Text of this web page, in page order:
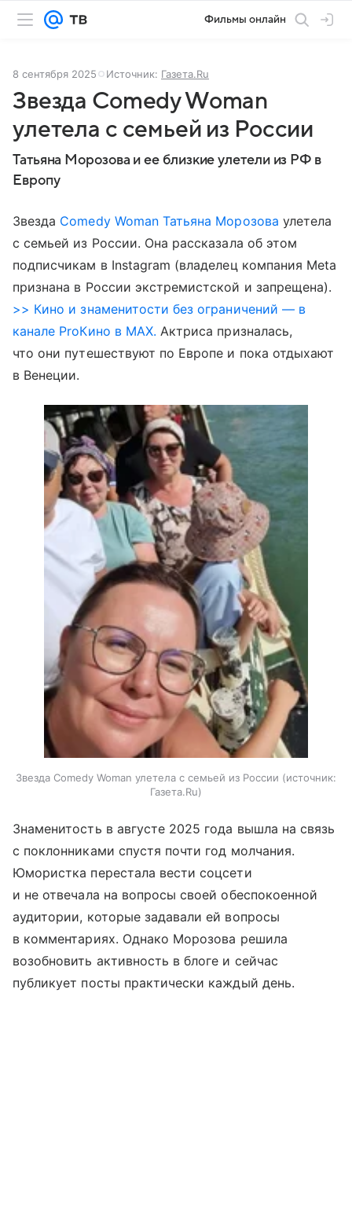
Фильмы онлайн
8 сентября 2025 Источник: Газета.Ru
Звезда Comedy Woman
улетела с семьей из России
Татьяна Морозова и ее близкие улетели из РФ в
Европу
Звезда Comedy Woman Татьяна Морозова улетела
с семьей из России. Она рассказала об этом
подписчикам в Instagram (владелец компания Meta
признана в России экстремистской и запрещена).
>> Кино и знаменитости без ограничений — в
канале ProКино в MAX. Актриса призналась,
что они путешествуют по Европе и пока отдыхают
в Венеции.
Звезда Comedy Woman улетела с семьей из России
источник:
Газета.Ru
Знаменитость в августе 2025 года вышла на связь
с поклонниками спустя почти год молчания.
Юмористка перестала вести соцсети
и не отвечала на вопросы своей обеспокоенной
аудитории, которые задавали ей вопросы
в комментариях. Однако Морозова решила
возобновить активность в блоге и сейчас
публикует посты практически каждый день.